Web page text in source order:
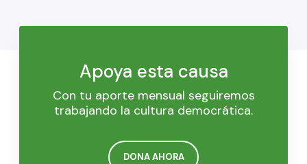
Apoya esta causa
Con tu aporte mensual seguiremos
trabajando la cultura democrática.
DONA AHORA